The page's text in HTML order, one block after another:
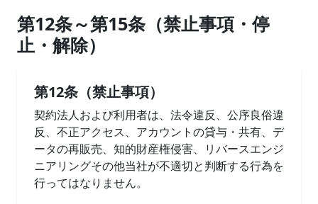
第12条～第15条（禁止事項・停
止・解除）
第12条（禁止事項）
契約法人および利用者は、法令違反、公序良俗違
反、不正アクセス、アカウントの貸与・共有、デ
ータの再販売、知的財産権侵害、リバースエンジ
ニアリングその他当社が不適切と判断する行為を
行ってはなりません。